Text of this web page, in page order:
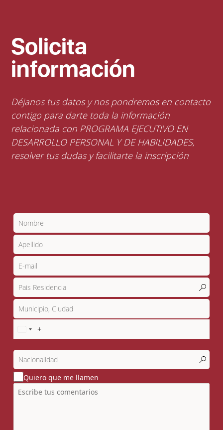
Solicita
información
Déjanos tus datos y nos pondremos en contacto
contigo para darte toda la información
relacionada con PROGRAMA EJECUTIVO EN
DESARROLLO PERSONAL Y DE HABILIDADES,
resolver tus dudas y facilitarte la inscripción
Quiero que me llamen